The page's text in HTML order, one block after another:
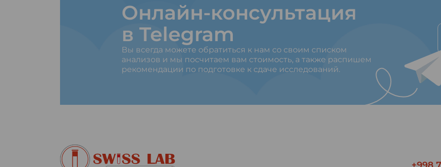
Онлайн-консультация
в Telegram
Вы всегда можете обратиться к нам со своим списком
анализов и мы посчитаем вам стоимость, а также распишем
рекомендации по подготовке к сдаче исследований.